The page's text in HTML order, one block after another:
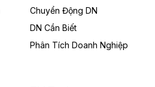
môi trường Bắc Giang làm
rộng ‘hệ sinh thái’
Chuyển Động DN
DN Cần Biết
Phân Tích Doanh Nghiệp